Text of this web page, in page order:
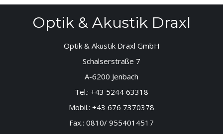
Optik & Akustik Draxl
Optik & Akustik Draxl GmbH
Schalserstraße 7
A-6200 Jenbach
Tel.: +43 5244 63318
Mobil.: +43 676 7370378
Fax.: 0810/ 9554014517